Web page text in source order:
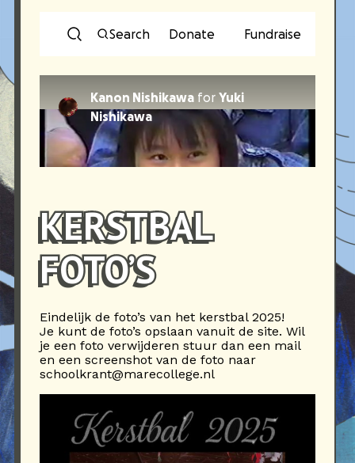
KERSTBAL
FOTO’S
Eindelijk de foto’s van het kerstbal 2025!
Je kunt de foto’s opslaan vanuit de site. Wil
je een foto verwijderen stuur dan een mail
en een screenshot van de foto naar
schoolkrant@marecollege.nl